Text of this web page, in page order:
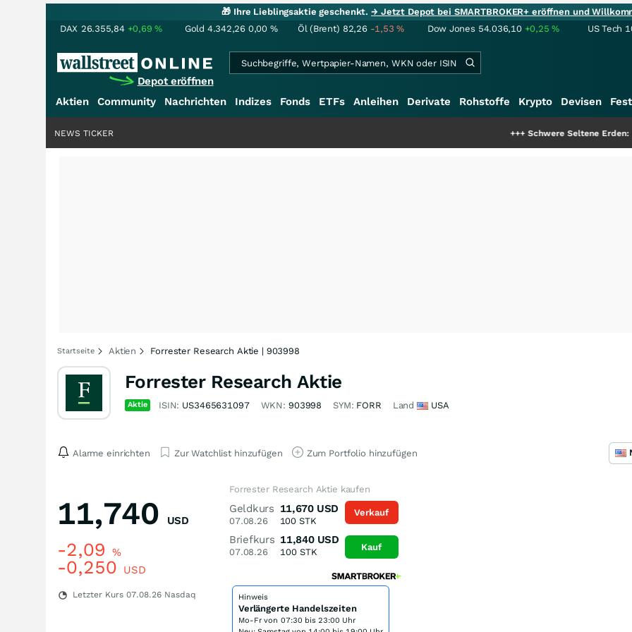
🎁 Ihre Lieblingsaktie geschenkt.→ Jetzt Depot bei SMARTBROKER+ eröffnen und
DAX 26.355,84 +0,69% Gold 4.342,26 0,00 % Öl (Brent) 82,26 -1,53% Dow Jones 54.036,10 +0,25% US Tech
Depot eröffnen
Aktien Community Nachrichten Indizes Fonds ETFs Anleihen Derivate Rohstoffe Krypto Devisen
Schwere Seltene Erden: Entsteht
NEWS TICKER
Startseite Aktien Forrester Research Aktie | 903998
Forrester Research Aktie
Aktie ISIN: US3465631097 WKN: 903998 SYM: FORR Land USA
Alarme einrichten Zur Watchlist hinzufügen Zum Portfolio hinzufügen
11,740 USD
-2,09 %
-0,250 USD
Letzter Kurs 07.08.26 Nasdaq
Forrester Research Aktie kaufen
Geldkurs
07.08.26
11,670 USD
100 STK
Briefkurs
07.08.26
11,840 USD
100STK
Verkauf
Kauf
Hinweis
Verlängerte Handelszeiten
Mo-Fr von 07:30 bis 23:00 Uhr